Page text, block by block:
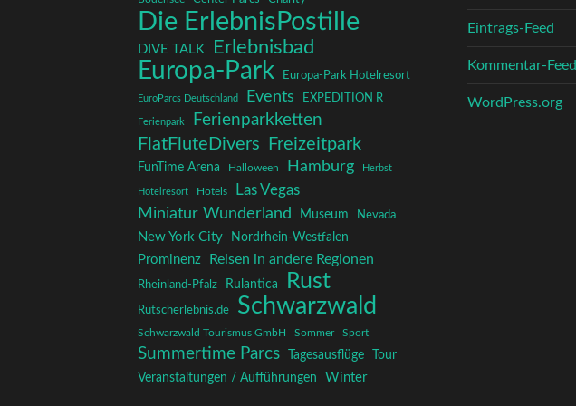
Die ErlebnisPostille
DIVE TALK Erlebnisbad
Europa-Park Europa-Park Hotelresort
EuroParcs Deutschland Events EXPEDITION R
Ferienpark Ferienparkketten
FlatFluteDivers Freizeitpark
FunTime Arena Halloween Hamburg Herbst
Hotelresort Hotels
Las Vegas
Miniatur Wunderland
Museum Nevada
New York City Nordrhein-Westfalen
Prominenz Reisen in andere Regionen
Rheinland-Pfalz Rulantica Rust
Rutscherlebnis.de Schwarzwald
Schwarzwald Tourismus GmbH Sommer Sport
Summertime Parcs Tagesausflüge
Tour
Veranstaltungen / Aufführungen
Winter
Eintrags-Feed
Kommentar-Feed
WordPress.org